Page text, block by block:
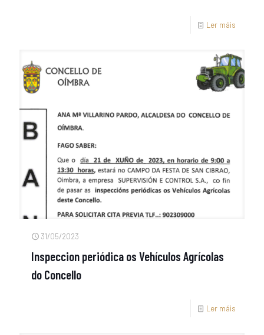
Ler máis
31/05/2023
Inspeccion periódica os Vehículos Agrícolas
do Concello
Ler máis